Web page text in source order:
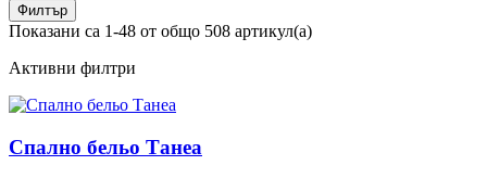
Филтър
Показани са 1-48 от общо 508 артикул(а)
Активни филтри
Спално бельо Танеа